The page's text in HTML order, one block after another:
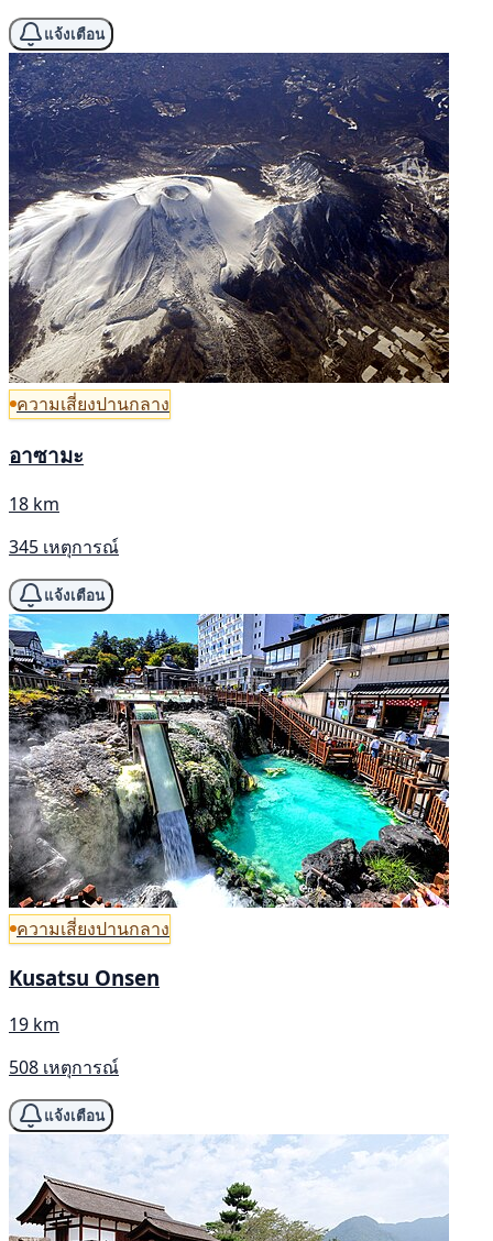
แจ้งเตือน
ความเสี่ยงปานกลาง
อาซามะ
18 km
345 เหตุการณ์
แจ้งเตือน
ความเสี่ยงปานกลาง
Kusatsu Onsen
19 km
508 เหตุการณ์
แจ้งเตือน